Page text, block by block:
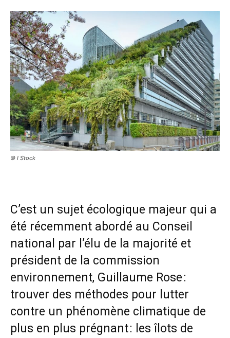
© I Stock
C’est un sujet écologique majeur qui a
été récemment abordé au Conseil
national par l’élu de la majorité et
président de la commission
environnement, Guillaume Rose :
trouver des méthodes pour lutter
contre un phénomène climatique de
plus en plus prégnant : les îlots de